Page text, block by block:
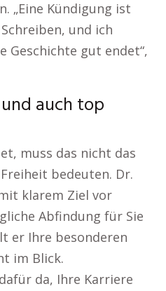
„Eine Kündigung ist
und ich
Geschichte gut endet“,
auch top
muss das nicht das
bedeuten. Dr.
klarem Ziel vor
Abfindung für Sie
er Ihre besonderen
im Blick.
da, Ihre Karriere